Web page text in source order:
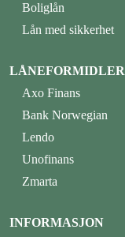
Boliglån
Lån med sikkerhet
LÅNEFORMIDLER
Axo Finans
Bank Norwegian
Lendo
Unofinans
Zmarta
INFORMASJON